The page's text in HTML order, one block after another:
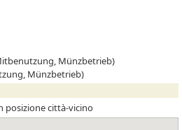
Münzbetrieb)
Münzbetrieb)
posizione città-vicino